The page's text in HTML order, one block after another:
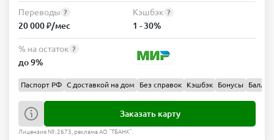
Переводы ?
20 000 ₽/мес
Кэшбэк ?
1 - 30%
% на остаток ?
до 9%
Паспорт РФ С доставкой на дом Без справок Кэшбэк Бонусы Баллы
Заказать карту
Лицензия №: 2673, реклама АО "ТБАНК".